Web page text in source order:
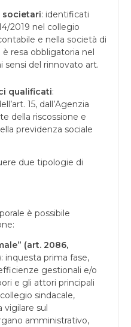
: identificati
2019 nel collegio
e nella società di
resa obbligatoria nel
sensi del rinnovato art.
qualificati:
15, dall’Agenzia
della riscossione e
previdenza sociale
due tipologie di
è possibile
(art. 2086,
: inquesta prima fase,
gestionali e/o
e gli attori principali
sindacale,
sul
amministrativo,